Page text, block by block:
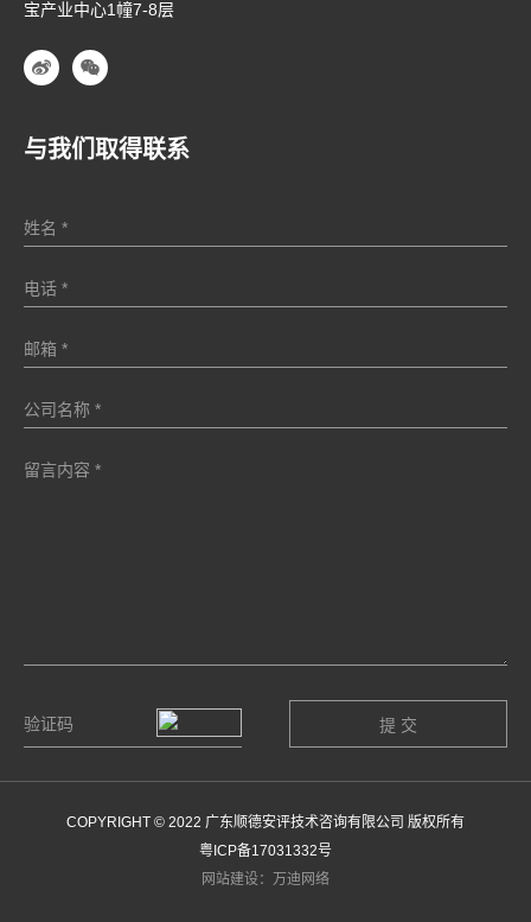
宝产业中心1幢7-8层
与我们取得联系
COPYRIGHT © 2022 广东顺德安评技术咨询有限公司 版权所有
粤ICP备17031332号
网站建设：万迪网络